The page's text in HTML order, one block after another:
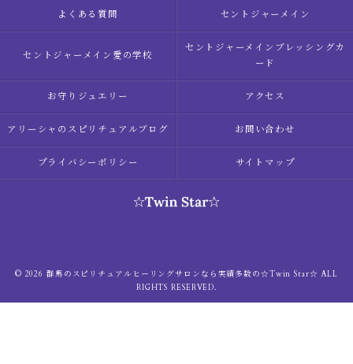
よくある質問 セントジャーメイン
セントジャーメイン愛の学校
セントジャーメインブレッシングカ
ード
お守りジュエリー アクセス
アリーシャのスピリチュアルブログ お問い合わせ
プライバシーポリシー サイトマップ
© 2026 群馬のスピリチュアルヒーリングサロンなら実績多数の☆Twin Star☆ ALL
RIGHTS RESERVED.